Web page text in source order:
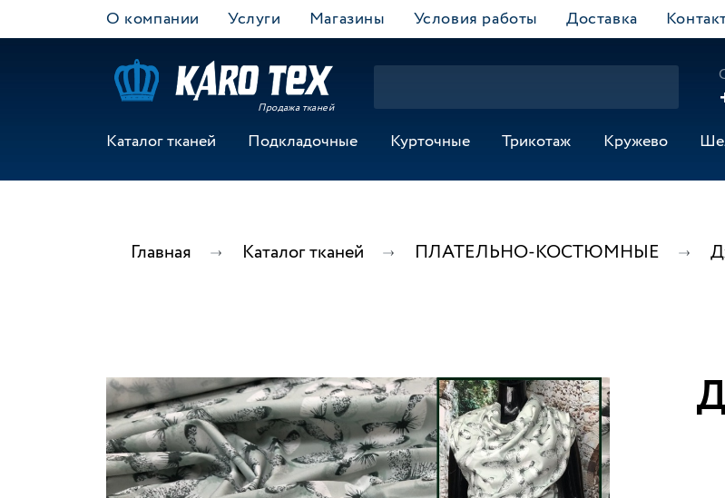
О компании Услуги Магазины Условия работы Доставка
Продажа тканей
Каталог тканей Подкладочные Курточные Трикотаж Кружево
Главная Каталог тканей ПЛАТЕЛЬНО-КОСТЮМНЫЕ